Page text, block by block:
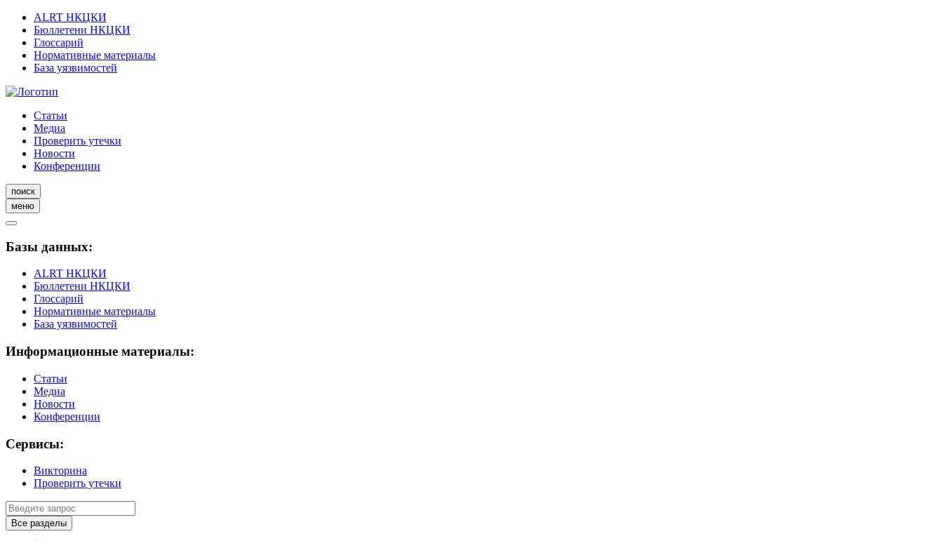
ALRT НКЦКИ
Бюллетени НКЦКИ
Глоссарий
Нормативные материалы
База уязвимостей
Статьи
Медиа
Проверить утечки
Новости
Конференции
поиск
меню
Базы данных:
ALRT НКЦКИ
Бюллетени НКЦКИ
Глоссарий
Нормативные материалы
База уязвимостей
Информационные материалы:
Статьи
Медиа
Новости
Конференции
Сервисы:
Викторина
Проверить утечки
Все разделы